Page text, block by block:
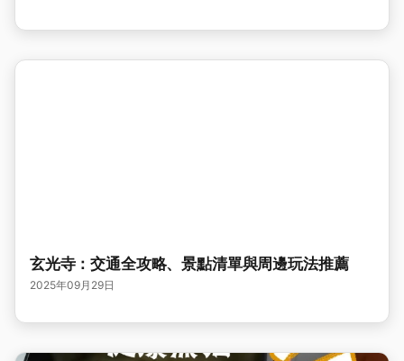
玄光寺：交通全攻略、景點清單與周邊玩法推薦
2025年09月29日